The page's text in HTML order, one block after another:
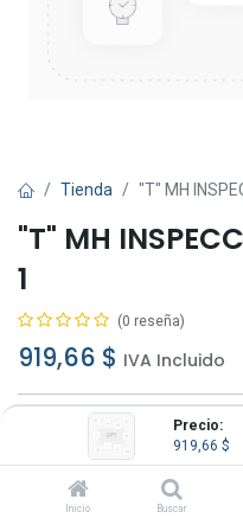
Precio:
919,66 $
Inicio Buscar
Tienda "T" MH
"T" MH
1
(0 reseña)
919,66 $ IVA Incluido
Agregar al